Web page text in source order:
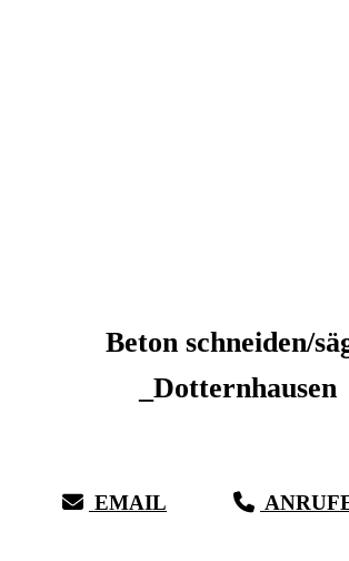
Beton schneiden/
_Dotternhausen
EMAIL